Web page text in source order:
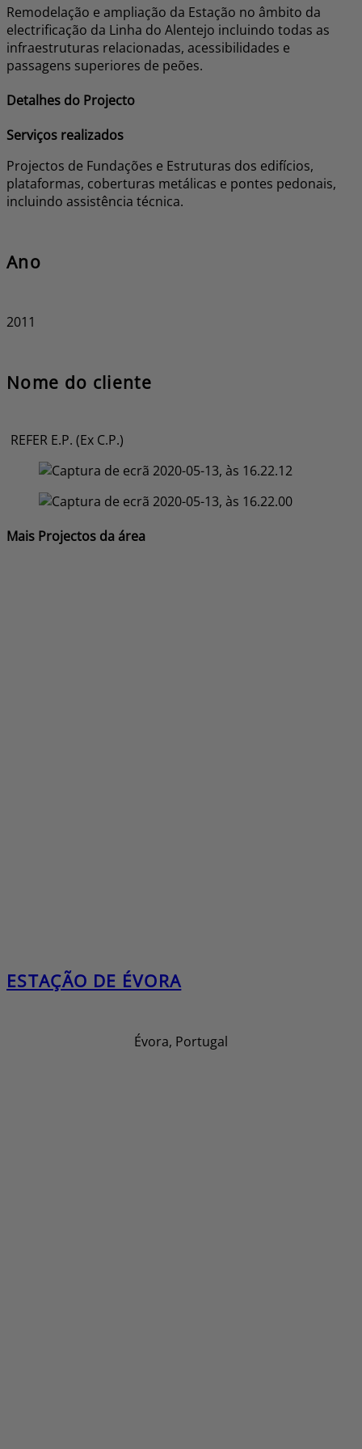
Remodelação e ampliação da Estação no âmbito da
electrificação da Linha do Alentejo incluindo todas as
infraestruturas relacionadas, acessibilidades e
passagens superiores de peões.
Detalhes do Projecto
Serviços realizados
Projectos de Fundações e Estruturas dos edifícios,
plataformas, coberturas metálicas e pontes pedonais,
incluindo assistência técnica.
Ano
2011
Nome do cliente
REFER E.P. (Ex C.P.)
Mais Projectos da área
ESTAÇÃO DE ÉVORA
Évora, Portugal